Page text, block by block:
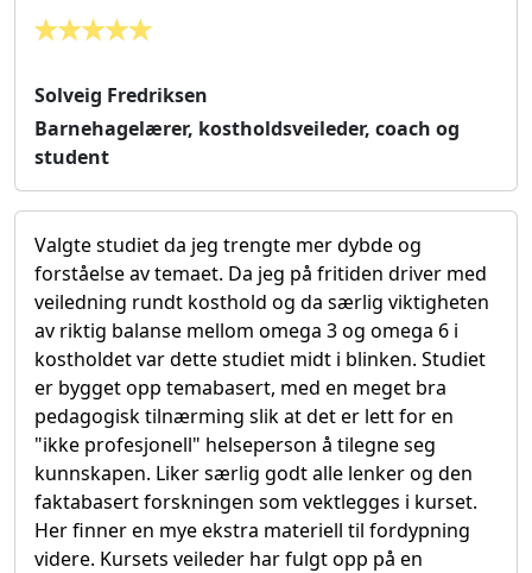
Solveig Fredriksen
Barnehagelærer, kostholdsveileder, coach og
student
Valgte studiet da jeg trengte mer dybde og
forståelse av temaet. Da jeg på fritiden driver med
veiledning rundt kosthold og da særlig viktigheten
av riktig balanse mellom omega 3 og omega 6 i
kostholdet var dette studiet midt i blinken. Studiet
er bygget opp temabasert, med en meget bra
pedagogisk tilnærming slik at det er lett for en
"ikke profesjonell" helseperson å tilegne seg
kunnskapen. Liker særlig godt alle lenker og den
faktabasert forskningen som vektlegges i kurset.
Her finner en mye ekstra materiell til fordypning
videre. Kursets veileder har fulgt opp på en